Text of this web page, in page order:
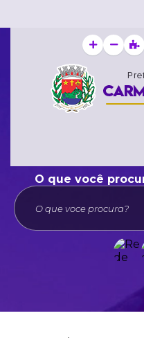
O que